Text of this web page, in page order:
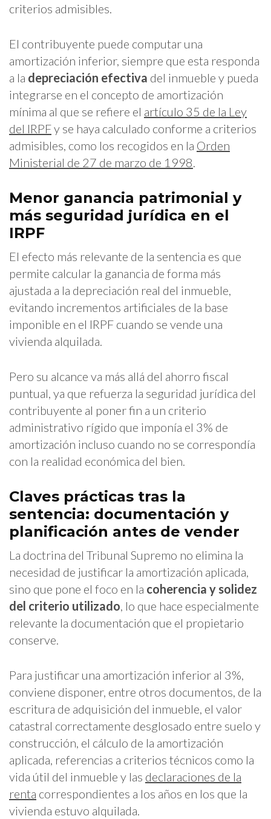
criterios admisibles.
El contribuyente puede computar una
amortización inferior, siempre que esta responda
a la depreciación efectiva del inmueble y pueda
integrarse en el concepto de amortización
mínima al que se refiere el artículo 35 de la Ley
del IRPFy se haya calculado conforme a criterios
admisibles, como los recogidos en la Orden
Ministerial de 27 de marzo de 1998.
Menor ganancia patrimonial y
más seguridad jurídica en el
IRPF
El efecto más relevante de la sentencia es que
permite calcular la ganancia de forma más
ajustada a la depreciación real del inmueble,
evitando incrementos artificiales de la base
imponible en el IRPF cuando se vende una
vivienda alquilada.
Pero su alcance va más allá del ahorro fiscal
puntual, ya que refuerza la seguridad jurídica del
contribuyente al poner fin a un criterio
administrativo rígido que imponía el 3% de
amortización incluso cuando no se correspondía
con la realidad económica del bien.
Claves prácticas tras la
sentencia: documentación y
planificación antes de vender
La doctrina del Tribunal Supremo no elimina la
necesidad de justificar la amortización aplicada,
sino que pone el foco en la coherencia y solidez
del criterio utilizado, lo que hace especialmente
relevante la documentación que el propietario
conserve.
Para justificar una amortización inferior al 3%,
conviene disponer, entre otros documentos, de la
escritura de adquisición del inmueble, el valor
catastral correctamente desglosado entre suelo y
construcción, el cálculo de la amortización
aplicada, referencias a criterios técnicos como la
vida útil del inmueble y las declaraciones de la
renta correspondientes a los años en los que la
vivienda estuvo alquilada.